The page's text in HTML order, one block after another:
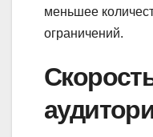
меньшее
ограничений.